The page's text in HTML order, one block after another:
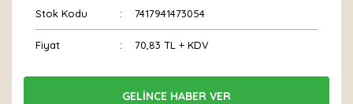
Stok Kodu 7417941473054
Fiyat 70,83 TL + KDV
GELİNCE HABER VER